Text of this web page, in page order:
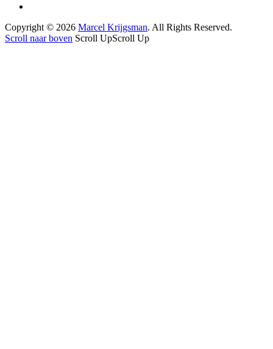
Copyright © 2026 Marcel Krijgsman. All Rights Reserved.
Scroll naar boven Scroll UpScroll Up